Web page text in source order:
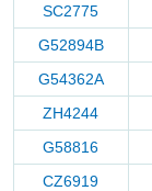
SC2775
G52894B
G54362A
ZH4244
G58816
CZ6919